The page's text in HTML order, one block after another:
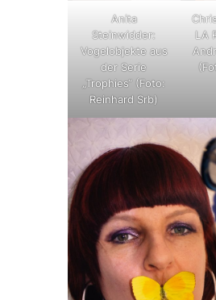
Anita
Steinwidder:
Vogelobjekte aus
der Serie
„Trophies“ (Foto:
Reinhard Srb)
LA